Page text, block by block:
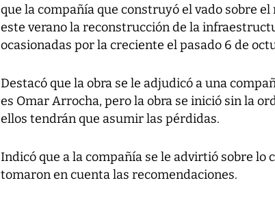
que la compañía que construyó el vado sobre
este verano la reconstrucción de la
ocasionadas por la creciente el pasado 6 de
Destacó que la obra se le adjudicó a una
es Omar Arrocha, pero la obra se inició sin la
ellos tendrán que asumir las pérdidas.
Indicó que a la compañía se le advirtió sobre lo
tomaron en cuenta las recomendaciones.